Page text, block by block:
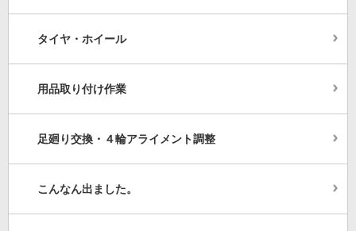
タイヤ・ホイール
用品取り付け作業
足廻り交換・４輪アライメント調整
こんなん出ました。